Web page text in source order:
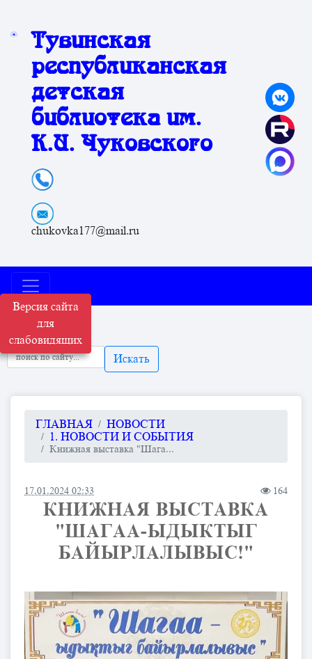
Версия сайта
для
слабовидящих
Тувинская
республиканская
детская
библиотека им.
К.И. Чуковского
chukovka177@mail.ru
Искать
ГЛАВНАЯ
НОВОСТИ
1. НОВОСТИ И СОБЫТИЯ
Книжная выставка "Шага...
17.01.2024 02:33 164
КНИЖНАЯ ВЫСТАВКА
"ШАГАА-ЫДЫКТЫГ
БАЙЫРЛАЛЫВЫС!"